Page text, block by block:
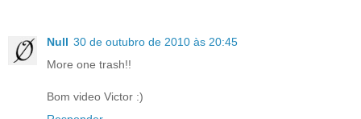
Null 30 de outubro de 2010 às 20:45
More one trash!!
Bom video Victor :)